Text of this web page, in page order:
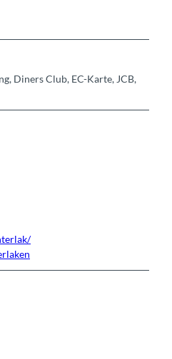
Diners Club, EC-Karte, JCB,